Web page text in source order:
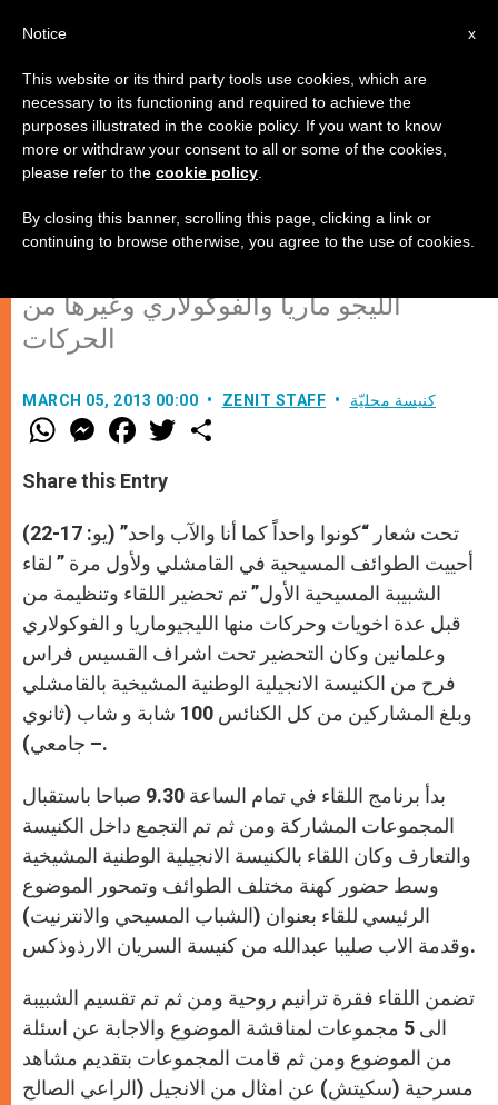
لقاء للشبيبة في سوريا بعنوان: "كونوا
الليجو ماريا والفوكولاري وغيرها من
الحركات
MARCH 05, 2013 00:00 ZENIT STAFF كنيسة محليّة
W
h
t
s
p
p
M
e
s
e
g
e
r
F
a
e
b
o
k
w
r
Share this Entry
تحت شعار “كونوا واحداً كما أنا والآب واحد” (يو: 17-22)
أحييت الطوائف المسيحية في القامشلي ولأول مرة ” لقاء
الشبيبة المسيحية الأول” تم تحضير اللقاء وتنظيمة من
قبل عدة اخويات وحركات منها الليجيوماريا و الفوكولاري
وعلمانين وكان التحضير تحت اشراف القسيس فراس
فرح من الكنيسة الانجيلية الوطنية المشيخية بالقامشلي
وبلغ المشاركين من كل الكنائس 100 شابة و شاب (ثانوي
– جامعي).
بدأ برنامج اللقاء في تمام الساعة 9.30 صباحا باستقبال
المجموعات المشاركة ومن ثم تم التجمع داخل الكنيسة
والتعارف وكان اللقاء بالكنيسة الانجيلية الوطنية المشيخية
وسط حضور كهنة مختلف الطوائف وتمحور الموضوع
الرئيسي للقاء بعنوان (الشباب المسيحي والانترنيت)
وقدمة الاب صليبا عبدالله من كنيسة السريان الارذوذكس.
تضمن اللقاء فقرة ترانيم روحية ومن ثم تم تقسيم الشبيبة
الى 5 مجموعات لمناقشة الموضوع والاجابة عن اسئلة
من الموضوع ومن ثم قامت المجموعات بتقديم مشاهد
مسرحية (سكيتش) عن امثال من الانجيل (الراعي الصالح
x
Notice
This website or its third party tools use cookies, which are
necessary to its functioning and required to achieve the
purposes illustrated in the cookie policy. If you want to know
more or withdraw your consent to all or some of the cookies,
please refer to the cookie policy
By closing this banner, scrolling this page, clicking a link or
continuing to browse otherwise, you agree to the use of cookies.